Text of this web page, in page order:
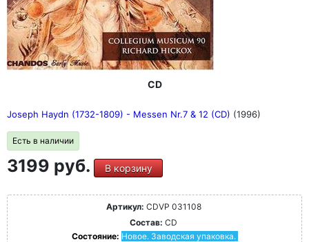
CD
Joseph Haydn (1732-1809) - Messen Nr.7 & 12 (CD) (1996)
Есть в наличии
3199 руб. В корзину
Артикул: CDVP 031108
Состав: CD
Состояние: Новое. Заводская упаковка.